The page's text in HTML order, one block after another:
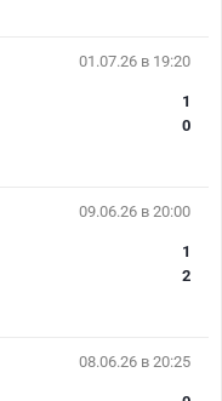
01.07.26 в 19:20
1
0
09.06.26 в 20:00
1
2
08.06.26 в 20:25